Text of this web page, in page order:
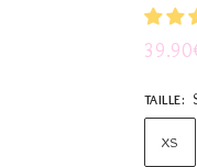
39.90
TAILLE:
XS